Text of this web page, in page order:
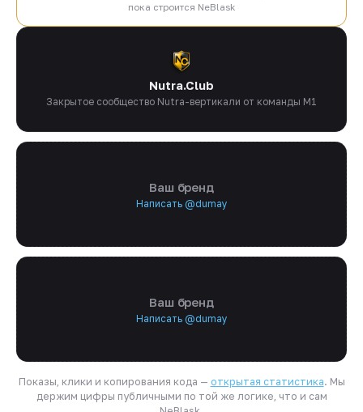
пока строится NeBlask
Nutra.Club
Закрытое сообщество Nutra-вертикали от команды M1
Ваш бренд
Написать @dumay
Ваш бренд
Написать @dumay
Показы, клики и копирования кода — открытая статистика. Мы
держим цифры публичными по той же логике, что и сам